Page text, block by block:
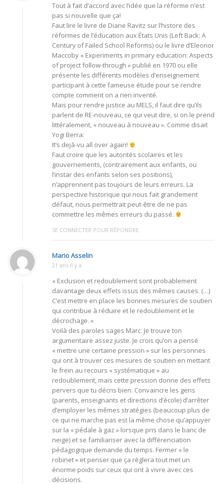
Tout à fait d’accord avec l’idée que la réforme n’est
pas si nouvelle que ça!
Faut lire le livre de Diane Ravitz sur l’histore des
réformes de l’éducation aux États Unis (Left Back: A
Century of Failed School Reforms) ou le livre d’Eleonor
Maccoby « Experiments in primary education: Aspects
of project follow-through » publié en 1970 ou elle
présente les différents modèles d’enseignement
participant à cette fameuse étude pour se rendre
compte comment on a rien inventé.
Mais pour rendre justice au MELS, il faut dire qu’ils
parlent de RE-nouveau, ce qui veut dire, si on le prend
littéralement, « nouveau à nouveau ». Comme disait
Yogi Berra:
It’s dejà-vu all over again!
Faut croire que les autorités scolaires et les
gouvernements, (contrairement aux enfants, ou
l’instar des enfants selon ses positions),
n’apprennent pas toujours de leurs erreurs. La
perspective historique qui nous fait grandement
défaut, nous permettrait peut-être de ne pas
commettre les mêmes erreurs du passé.
SE CONNECTER POUR RÉPONDRE
Mario Asselin
21 ans Il y a
« Exclusion et redoublement sont probablement
davantage deux effets issus des mêmes causes. (…)
C’est mettre en place les bonnes mesures de soutien
qui contribue à réduire et le redoublement et le
décrochage. »
Voilà des paroles sages Marc. Je trouve ton
argumentaire assez juste. Je crois qu’on a pensé
« mettre une certaine pression » sur les personnes
qui ont à trouver ces mesures de soutien en mettant
le frein au recours « systématique » au
redoublement, mais cette pression donne des effets
pervers que tu décris bien. Convaincre les gens
(parents, enseignants et directions d’école) d’arrêter
d’employer les mêmes stratégies (beaucoup plus de
ce qui ne marche pas est la même chose qu’appuyer
sur la « pédale à gaz » lorsque pris dans le banc de
neige) et se familiariser avec la différenciation
pédagogique demande du temps. Fermer « le
robinet » et penser que ça règlera tout met un
énorme poids sur ceux qui ont à vivre avec ces
décisions.